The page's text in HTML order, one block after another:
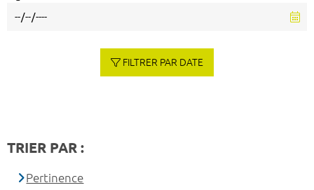
FILTRER PAR DATE
TRIER PAR :
Pertinence